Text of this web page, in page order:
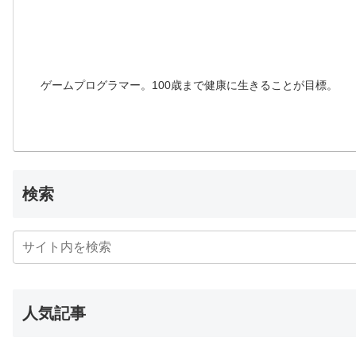
ゲームプログラマー。100歳まで健康に生きることが目標。
検索
人気記事